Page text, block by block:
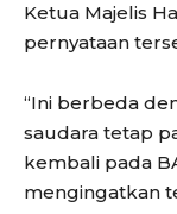
Ketua Majelis
pernyataan
“Ini berbeda
saudara tetap
kembali pada
mengingatkan